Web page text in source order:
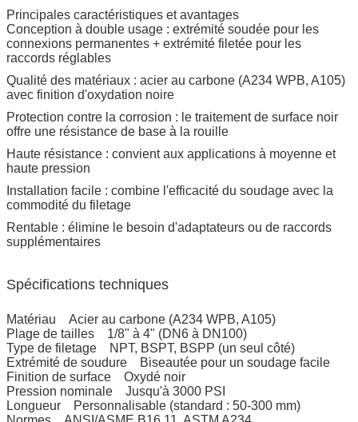
Principales caractéristiques et avantages
Conception à double usage : extrémité soudée pour les
connexions permanentes + extrémité filetée pour les
raccords réglables
Qualité des matériaux : acier au carbone (A234 WPB, A105)
avec finition d'oxydation noire
Protection contre la corrosion : le traitement de surface noir
offre une résistance de base à la rouille
Haute résistance : convient aux applications à moyenne et
haute pression
Installation facile : combine l'efficacité du soudage avec la
commodité du filetage
Rentable : élimine le besoin d'adaptateurs ou de raccords
supplémentaires
Spécifications techniques
Matériau Acier au carbone (A234 WPB, A105)
Plage de tailles 1/8" à 4" (DN6 à DN100)
Type de filetage NPT, BSPT, BSPP (un seul côté)
Extrémité de soudure Biseautée pour un soudage facile
Finition de surface Oxydé noir
Pression nominale Jusqu'à 3000 PSI
Longueur Personnalisable (standard : 50-300 mm)